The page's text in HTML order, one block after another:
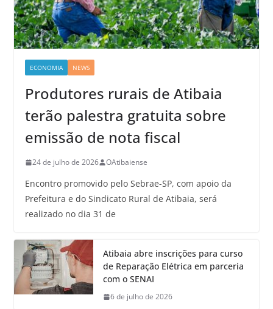
ECONOMIA NEWS
Produtores rurais de Atibaia
terão palestra gratuita sobre
emissão de nota fiscal
24 de julho de 2026 OAtibaiense
Encontro promovido pelo Sebrae-SP, com apoio da
Prefeitura e do Sindicato Rural de Atibaia, será
realizado no dia 31 de
Atibaia abre inscrições para curso
de Reparação Elétrica em parceria
com o SENAI
6 de julho de 2026